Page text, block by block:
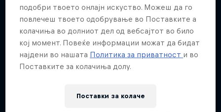
подобри твоето онлајн искуство. Можеш да го
повлечеш твоето одобрување во Поставките а
колачиња во долниот дел од вебсајтот во било
кој момент. Повеќе информации можат да бидат
најдени во нашата Политика за приватност и во
Поставките за колачиња долу.
Поставки за колачe